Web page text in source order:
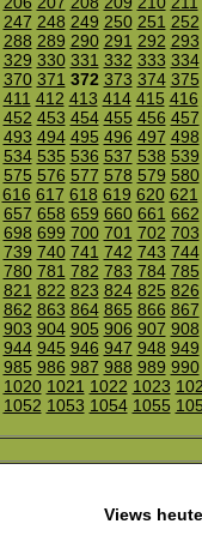
247 248 249 250 251 252
288 289 290 291 292 293
329 330 331 332 333 334
370 371 372 373 374 375
411 412 413 414 415 416
452 453 454 455 456 457
493 494 495 496 497 498
534 535 536 537 538 539
575 576 577 578 579 580
616 617 618 619 620 621
657 658 659 660 661 662
698 699 700 701 702 703
739 740 741 742 743 744
780 781 782 783 784 785
821 822 823 824 825 826
862 863 864 865 866 867
903 904 905 906 907 908
944 945 946 947 948 949
985 986 987 988 989 990
1020 1021 1022 1023
1052 1053 1054 1055
Views